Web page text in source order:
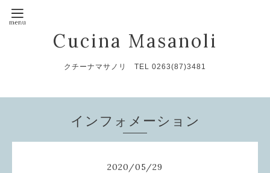
Cucina Masanoli
クチーナマサノリ TEL 0263(87)3481
インフォメーション
2020/05/29